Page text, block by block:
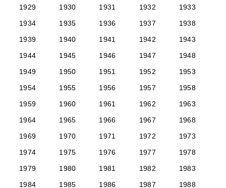
1929
1930 1931 1932
1933
1934
1935 1936 1937
1938
1939
1940 1941 1942
1943
1944
1945 1946 1947
1948
1949
1950 1951 1952
1953
1954
1955 1956 1957
1958
1959
1960 1961 1962
1963
1964
1965 1966 1967
1968
1969
1970 1971 1972
1973
1974
1975 1976 1977
1978
1979
1980 1981 1982
1983
1984
1985 1986 1987 1988